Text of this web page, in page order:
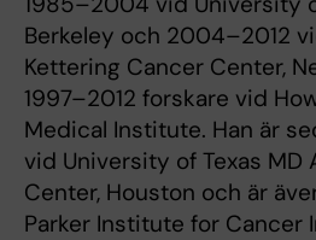
Berkeley och 2004–2012
Kettering Cancer Center,
1997–2012 forskare vid
Medical Institute. Han är
vid University of Texas MD
Center, Houston och är
Parker Institute for Cancer